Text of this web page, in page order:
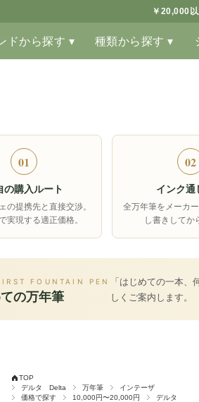
￥20,000
ドから探す ▾ 種類から探す ▾
01
の購入ルート
の提携先と直接交渉。
実現する適正価格。
02
インク通
全万年筆をメーカ
し書きしてか
FOUNTAIN PEN
の万年筆
「はじめての一本
しくご案内します。
TOP
デルタ Delta
万年筆
インテーザ
価格で探す
10,000円〜20,000円
デルタ